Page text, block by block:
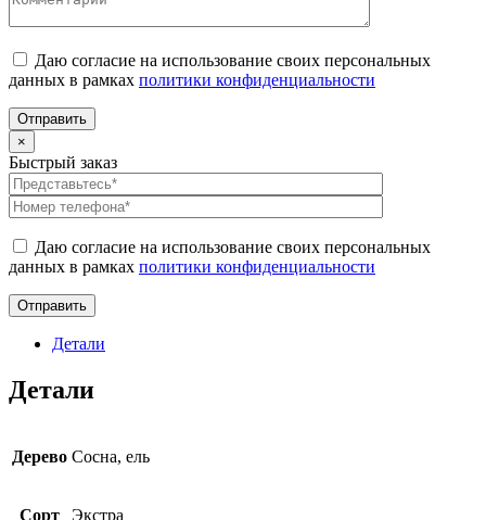
Даю согласие на использование своих персональных
данных в рамках политики конфиденциальности
×
Быстрый заказ
Даю согласие на использование своих персональных
данных в рамках политики конфиденциальности
Детали
Детали
Дерево Сосна, ель
Сорт Экстра